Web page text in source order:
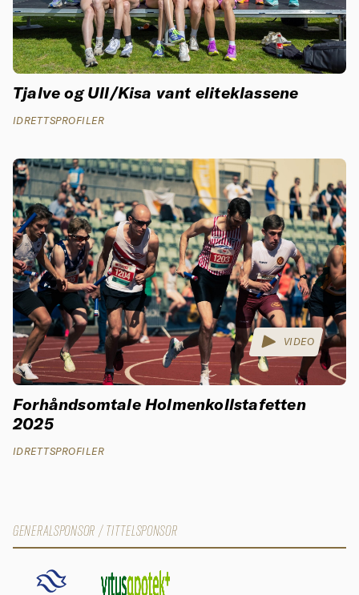
Tjalve og Ull/Kisa vant eliteklassene
IDRETTSPROFILER
VIDEO
Forhåndsomtale Holmenkollstafetten
2025
IDRETTSPROFILER
GENERALSPONSOR / TITTELSPONSOR